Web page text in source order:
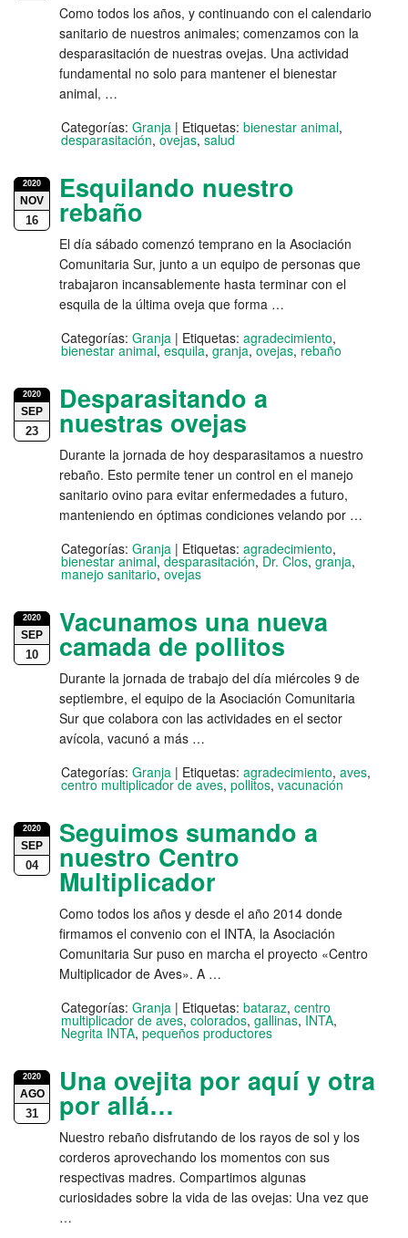
Como todos los años, y continuando con el calendario
sanitario de nuestros animales; comenzamos con la
desparasitación de nuestras ovejas. Una actividad
fundamental no solo para mantener el bienestar
animal, …
Categorías: Granja | Etiquetas: bienestar animal,
desparasitación, ovejas,salud
2020
NOV
16
Esquilando nuestro
rebaño
El día sábado comenzó temprano en la Asociación
Comunitaria Sur, junto a un equipo de personas que
trabajaron incansablemente hasta terminar con el
esquila de la última oveja que forma …
Categorías: Granja | Etiquetas: agradecimiento,
bienestar animal,esquila, granja,ovejas, rebaño
2020
SEP
23
Desparasitando a
nuestras ovejas
Durante la jornada de hoy desparasitamos a nuestro
rebaño. Esto permite tener un control en el manejo
sanitario ovino para evitar enfermedades a futuro,
manteniendo en óptimas condiciones velando por …
Categorías: Granja | Etiquetas: agradecimiento,
bienestar animal,desparasitación, Dr. Clos, granja,
manejo sanitario, ovejas
2020
SEP
10
Vacunamos una nueva
camada de pollitos
Durante la jornada de trabajo del día miércoles 9 de
septiembre, el equipo de la Asociación Comunitaria
Sur que colabora con las actividades en el sector
avícola, vacunó a más …
Categorías: Granja | Etiquetas: agradecimiento, aves,
centro multiplicador de aves, pollitos, vacunación
2020
SEP
04
Seguimos sumando a
nuestro Centro
Multiplicador
Como todos los años y desde el año 2014 donde
firmamos el convenio con el INTA, la Asociación
Comunitaria Sur puso en marcha el proyecto «Centro
Multiplicador de Aves». A …
Categorías: Granja | Etiquetas: bataraz, centro
multiplicador de aves, colorados, gallinas, INTA,
Negrita INTA, pequeños productores
2020
AGO
31
Una ovejita por aquí y otra
por allá…
Nuestro rebaño disfrutando de los rayos de sol y los
corderos aprovechando los momentos con sus
respectivas madres. Compartimos algunas
curiosidades sobre la vida de las ovejas: Una vez que
…